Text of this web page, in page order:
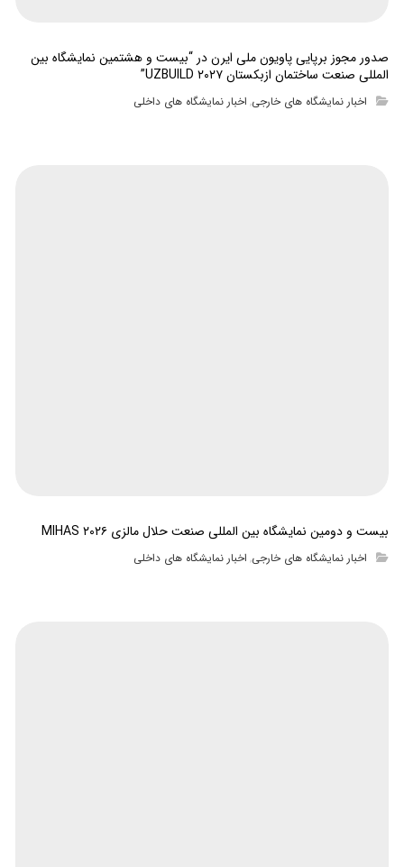
صدور مجوز برپایی پاویون ملی ایرن در “بیست و هشتمین نمایشگاه بین
المللی صنعت ساختمان ازبکستان UZBUILD ۲۰۲۷”
اخبار نمایشگاه های خارجی, اخبار نمایشگاه های داخلی
بیست و دومین نمایشگاه بین المللی صنعت حلال مالزی MIHAS ۲۰۲۶
اخبار نمایشگاه های خارجی, اخبار نمایشگاه های داخلی